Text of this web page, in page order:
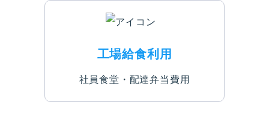
工場給食利用
社員食堂・配達弁当費用